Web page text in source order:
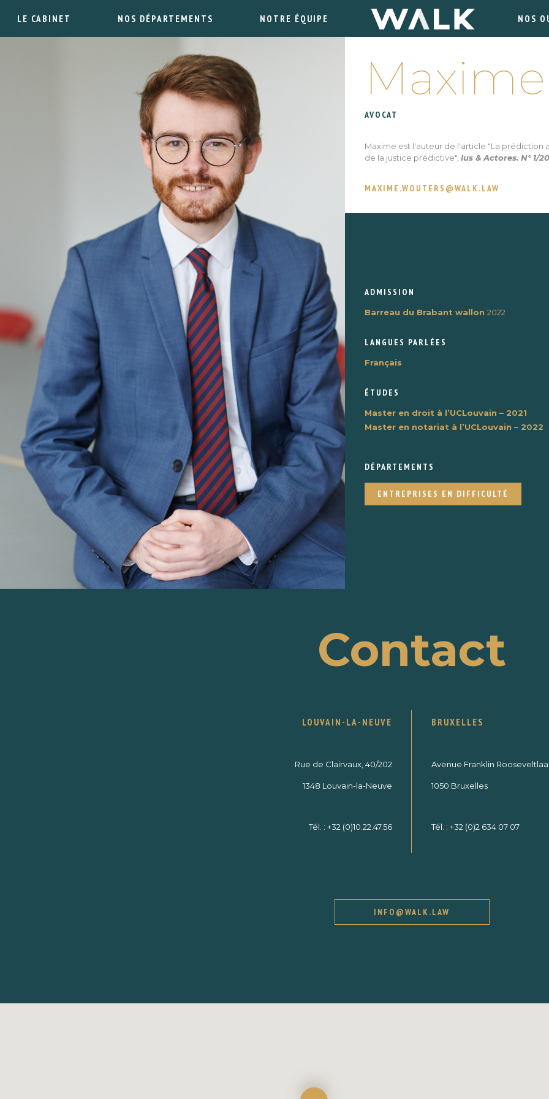
LE CABINET NOS DÉPARTEMENTS NOTRE ÉQUIPE NOS
Maxime
AVOCAT
Maxime est l'auteur de l'article "La prédiction
de la justice prédictive", Ius & Actores. N° 1/
MAXIME.WOUTERS@WALK.LAW
ADMISSION
Barreau du Brabant wallon 2022
LANGUES PARLÉES
Français
ÉTUDES
Master en droit à l’UCLouvain – 2021
Master en notariat à l’UCLouvain – 2022
DÉPARTEMENTS
ENTREPRISES EN DIFFICULTÉ
Contact
LOUVAIN-LA-NEUVE
Rue de Clairvaux, 40/202
1348 Louvain-la-Neuve
Tél. : +32 (0)10.22.47.56
BRUXELLES
Avenue Franklin
1050 Bruxelles
Tél. : +32 (0)2 634 07 07
INFO@WALK.LAW